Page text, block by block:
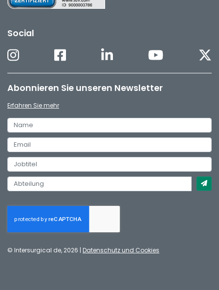
Social
Abonnieren Sie unseren Newsletter
Erfahren Sie mehr
© Intersurgical de, 2026 | Datenschutz und Cookies